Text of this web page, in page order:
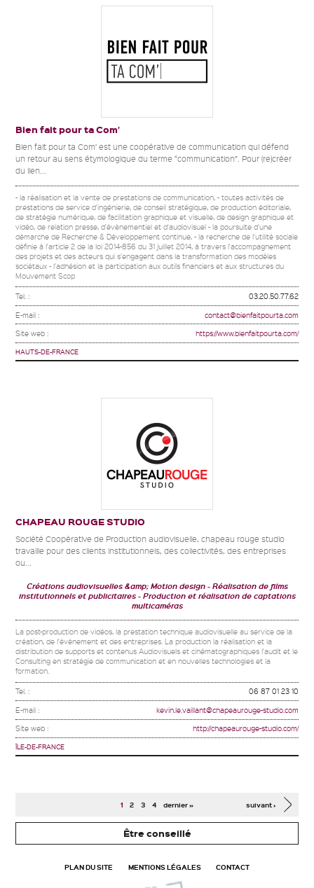
Bien fait pour ta Com’
Bien fait pour ta Com’ est une coopérative de communication qui défend
un retour au sens étymologique du terme “communication”. Pour (re)créer
du lien...
- la réalisation et la vente de prestations de communication, - toutes activités de
prestations de service d'ingénierie, de conseil stratégique, de production éditoriale,
de stratégie numérique, de facilitation graphique et visuelle, de design graphique et
vidéo, de relation presse, d'évènementiel et d'audiovisuel - la poursuite d'une
démarche de Recherche & Développement continue, - la recherche de l'utilité sociale
définie à l'article 2 de la loi 2014-856 du 31 juillet 2014, à travers l'accompagnement
des projets et des acteurs qui s'engagent dans la transformation des modèles
sociétaux - l'adhésion et la participation aux outils financiers et aux structures du
Mouvement Scop
Tel. : 03.20.50.77.62
E-mail : contact@bienfaitpourta.com
Site web : https://www.bienfaitpourta.com/
HAUTS-DE-FRANCE
CHAPEAU ROUGE STUDIO
Société Coopérative de Production audiovisuelle, chapeau rouge studio
travaille pour des clients institutionnels, des collectivités, des entreprises
ou...
Créations audiovisuelles &amp; Motion design
Réalisation de films
institutionnels et publicitaires
Production et réalisation de captations
multicaméras
La post-production de vidéos, la prestation technique audiovisuelle au service de la
création, de l'évènement et des entreprises. La production la réalisation et la
distribution de supports et contenus Audiovisuels et cinématographiques l'audit et le
Consulting en stratégie de communication et en nouvelles technologies et la
formation.
Tel. : 06 87 01 23 10
E-mail : kevin.le.vaillant@chapeaurouge-studio.com
Site web : http://chapeaurouge-studio.com/
ÎLE-DE-FRANCE
1 2 3 4 suivant ›
dernier »
Être conseillé
PLAN DU SITE MENTIONS LÉGALES CONTACT